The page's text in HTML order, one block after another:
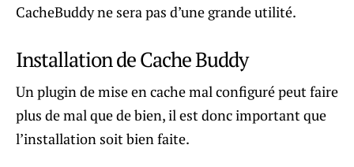
CacheBuddy ne sera pas d’une grande utilité.
Installation de Cache Buddy
Un plugin de mise en cache mal configuré peut faire
plus de mal que de bien, il est donc important que
l’installation soit bien faite.